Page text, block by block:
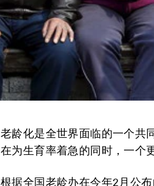
老龄化是全世界面临的一个共
在为生育率着急的同时，一个
根据全国老龄办在今年2月公